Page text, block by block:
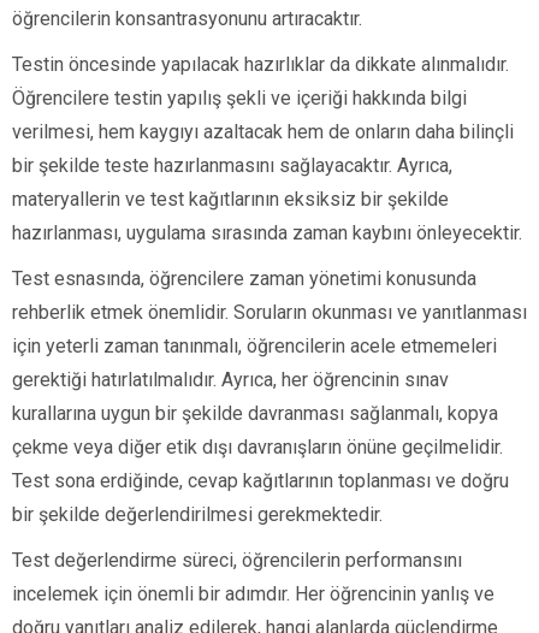
öğrencilerin konsantrasyonunu artıracaktır.
Testin öncesinde yapılacak hazırlıklar da dikkate alınmalıdır.
Öğrencilere testin yapılış şekli ve içeriği hakkında bilgi
verilmesi, hem kaygıyı azaltacak hem de onların daha bilinçli
bir şekilde teste hazırlanmasını sağlayacaktır. Ayrıca,
materyallerin ve test kağıtlarının eksiksiz bir şekilde
hazırlanması, uygulama sırasında zaman kaybını önleyecektir.
Test esnasında, öğrencilere zaman yönetimi konusunda
rehberlik etmek önemlidir. Soruların okunması ve yanıtlanması
için yeterli zaman tanınmalı, öğrencilerin acele etmemeleri
gerektiği hatırlatılmalıdır. Ayrıca, her öğrencinin sınav
kurallarına uygun bir şekilde davranması sağlanmalı, kopya
çekme veya diğer etik dışı davranışların önüne geçilmelidir.
Test sona erdiğinde, cevap kağıtlarının toplanması ve doğru
bir şekilde değerlendirilmesi gerekmektedir.
Test değerlendirme süreci, öğrencilerin performansını
incelemek için önemli bir adımdır. Her öğrencinin yanlış ve
doğru yanıtları analiz edilerek, hangi alanlarda güçlendirme